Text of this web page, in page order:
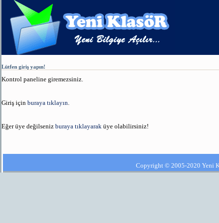
Lütfen giriş yapın!
Kontrol paneline giremezsiniz.
Giriş için buraya tıklayın
Eğer üye değilseniz buraya tıklayarak üye olabilirsiniz!
Copyright © 2005-2020 Yeni